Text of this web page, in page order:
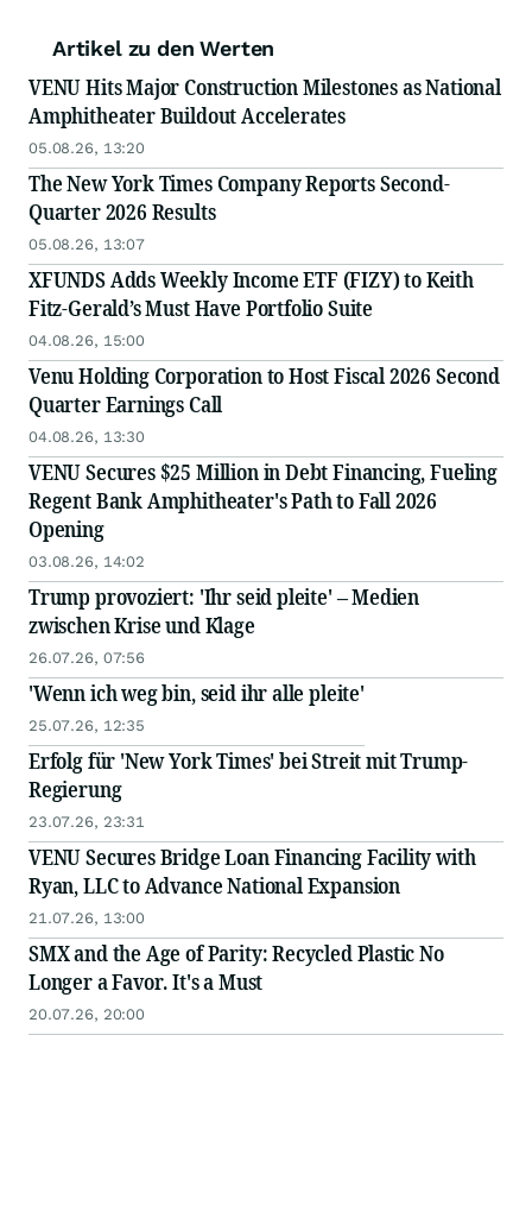
Artikel zu den Werten
VENU Hits Major Construction Milestones as National
Amphitheater Buildout Accelerates
05.08.26, 13:20
The New York Times Company Reports Second-
Quarter 2026 Results
05.08.26, 13:07
XFUNDS Adds Weekly Income ETF (FIZY) to Keith
Fitz-Gerald’s Must Have Portfolio Suite
04.08.26, 15:00
Venu Holding Corporation to Host Fiscal 2026 Second
Quarter Earnings Call
04.08.26, 13:30
VENU Secures $25 Million in Debt Financing, Fueling
Regent Bank Amphitheater's Path to Fall 2026
Opening
03.08.26, 14:02
Trump provoziert: 'Ihr seid pleite' – Medien
zwischen Krise und Klage
26.07.26, 07:56
'Wenn ich weg bin, seid ihr alle pleite'
25.07.26, 12:35
Erfolg für 'New York Times' bei Streit mit Trump-
Regierung
23.07.26, 23:31
VENU Secures Bridge Loan Financing Facility with
Ryan, LLC to Advance National Expansion
21.07.26, 13:00
SMX and the Age of Parity: Recycled Plastic No
Longer a Favor. It's a Must
20.07.26, 20:00